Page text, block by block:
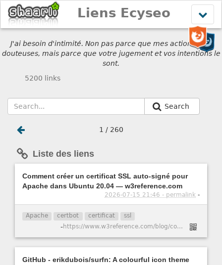
le
menu
Liens Ecyseo
J'ai besoin d'intimité. Non pas parce que mes actions sont
douteuses, mais parce que votre jugement et vos intentions le
sont.
5200 links
Search
1 / 260
Liste des liens
Comment créer un certificat SSL auto-signé pour
Apache dans Ubuntu 20.04 — w3reference.com
2026-07-15 21:46 - permalink -
Apache certbot certificat ssl
- https://www.w3reference.com/blog/comment-cr-er-un-certificat-ssl-auto-sign-pour-apache-dans-ubuntu-20-04/
GitHub - erikdubois/surfn: A colourful icon theme